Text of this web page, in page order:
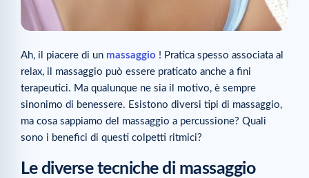
Ah, il piacere di un massaggio ! Pratica spesso associata al
relax, il massaggio può essere praticato anche a fini
terapeutici. Ma qualunque ne sia il motivo, è sempre
sinonimo di benessere. Esistono diversi tipi di massaggio,
ma cosa sappiamo del massaggio a percussione? Quali
sono i benefici di questi colpetti ritmici?
Le diverse tecniche di massaggio